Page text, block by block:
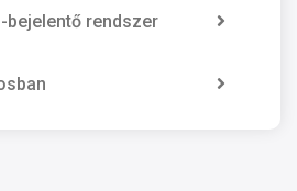
bejelentő rendszer